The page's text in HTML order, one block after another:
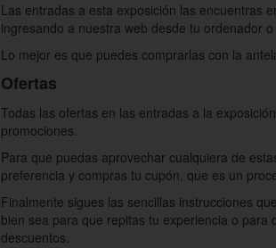
Las entradas a esta exposición las encuentras
ingresando a nuestra web desde tu ordenador
Lo mejor es que puedes comprarlas con la
Ofertas
Todas las ofertas en las entradas a la
promociones.
Para que puedas aprovechar cualquiera de
preferencia y compras tu cupón, que es un
Finalmente sigues las sencillas instrucciones
bien sea para que repitas tu experiencia o
descuentos.